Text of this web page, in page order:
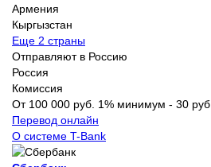
Армения
Кыргызстан
Еще 2 страны
Отправляют в Россию
Россия
Комиссия
От 100 000 руб. 1% минимум - 30 руб.
Перевод онлайн
О системе T-Bank